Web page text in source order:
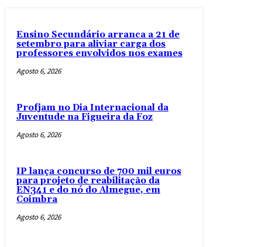
Ensino Secundário arranca a 21 de
setembro para aliviar carga dos
professores envolvidos nos exames
Agosto 6, 2026
Profjam no Dia Internacional da
Juventude na Figueira da Foz
Agosto 6, 2026
IP lança concurso de 700 mil euros
para projeto de reabilitação da
EN341 e do nó do Almegue, em
Coimbra
Agosto 6, 2026